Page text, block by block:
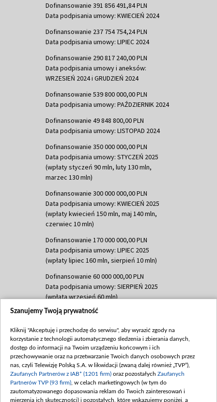
Dofinansowanie 391 856 491,84 PLN
Data podpisania umowy: KWIECIEŃ 2024
Dofinansowanie 237 754 754,24 PLN
Data podpisania umowy: LIPIEC 2024
Dofinansowanie 290 817 240,00 PLN
Data podpisania umowy i aneksów:
WRZESIEŃ 2024 i GRUDZIEŃ 2024
Dofinansowanie 539 800 000,00 PLN
Data podpisania umowy: PAŹDZIERNIK 2024
Dofinansowanie 49 848 800,00 PLN
Data podpisania umowy: LISTOPAD 2024
Dofinansowanie 350 000 000,00 PLN
Data podpisania umowy: STYCZEŃ 2025
(wpłaty styczeń 90 mln, luty 130 mln,
marzec 130 mln)
Dofinansowanie 300 000 000,00 PLN
Data podpisania umowy: KWIECIEŃ 2025
(wpłaty kwiecień 150 mln, maj 140 mln,
czerwiec 10 mln)
Dofinansowanie 170 000 000,00 PLN
Data podpisania umowy: LIPIEC 2025
(wpłaty lipiec 160 mln, sierpień 10 mln)
Dofinansowanie 60 000 000,00 PLN
Data podpisania umowy: SIERPIEŃ 2025
(wpłata wrzesień 60 mln)
Dofinansowanie 635 783 051,21 PLN
(wpłata wrzesień 100 mln, październik 350
mln, listopad 265 mln)
Dofinansowanie 48 862 000,00 PLN
Data podpisania umowy: GRUDZIEŃ 2025
(wpłata grudzień 60,548 mln)
Dofinansowanie 900 000 000,00 PLN
Szanujemy Twoją prywatność
Kliknij "Akceptuję i przechodzę do serwisu", aby wyrazić zgody na
korzystanie z technologii automatycznego śledzenia i zbierania danych,
dostęp do informacji na Twoim urządzeniu końcowym i ich
przechowywanie oraz na przetwarzanie Twoich danych osobowych przez
nas, czyli Telewizję Polską S.A. w likwidacji (zwaną dalej również „TVP”),
Zaufanych Partnerów z IAB* (1201 firm) oraz pozostałych Zaufanych
Partnerów TVP (93 firm) , w celach marketingowych (w tym do
zautomatyzowanego dopasowania reklam do Twoich zainteresowań i
mierzenia ich skuteczności) i pozostałych, które wskazujemy poniżej, a